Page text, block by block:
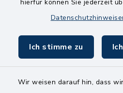
hierfür können Sie jederzeit
Ich stimme zu
Wir weisen darauf hin, dass
8.00-11.00 Uhr